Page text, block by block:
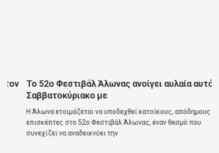
Το 52ο Φεστιβάλ Άλωνας ανοίγει αυλαία αυτό το
Σαββατοκύριακο με
Η Άλωνα ετοιμάζεται να υποδεχθεί κατοίκους, απόδημους και
επισκέπτες στο 52ο Φεστιβάλ Άλωνας, έναν θεσμό που
συνεχίζει να αναδεικνύει την